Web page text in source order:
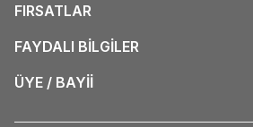
FIRSATLAR
FAYDALI BİLGİLER
ÜYE / BAYİİ